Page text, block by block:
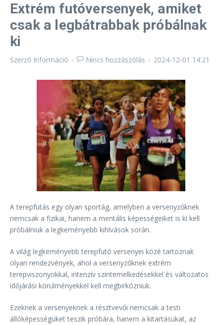
Extrém futóversenyek, amiket
csak a legbátrabbak próbálnak
ki
Szerző Információ Nincs hozzászólás 2024-12-01 14:21
A terepfutás egy olyan sportág, amelyben a versenyzőknek
nemcsak a fizikai, hanem a mentális képességeiket is ki kell
próbálniuk a legkeményebb kihívások során.
A világ legkeményebb terepfutó versenyei közé tartoznak
olyan rendezvények, ahol a versenyzőknek extrém
terepviszonyokkal, intenzív szintemelkedésekkel és változatos
időjárási körülményekkel kell megbirkózniuk.
Ezeknek a versenyeknek a résztvevői nemcsak a testi
állóképességüket teszik próbára, hanem a kitartásukat, az